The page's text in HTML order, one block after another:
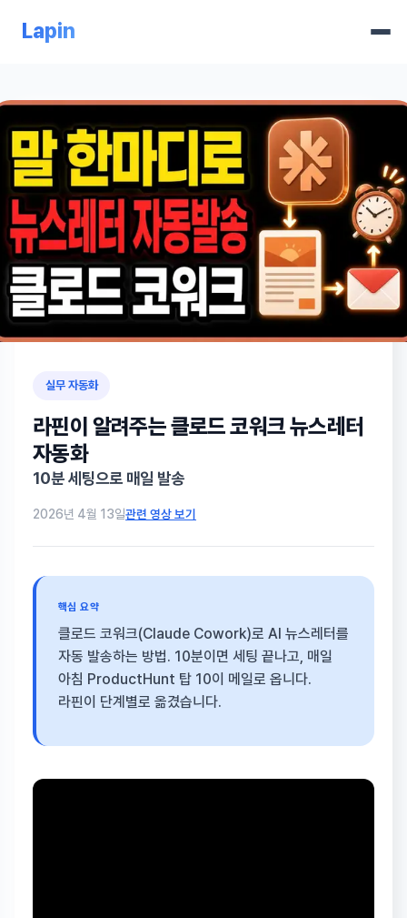
Lapin
실무 자동화
라핀이 알려주는 클로드 코워크 뉴스레터
자동화
10분 세팅으로 매일 발송
2026년 4월 13일관련 영상 보기
핵심 요약
클로드 코워크(Claude Cowork)로 AI 뉴스레터를
자동 발송하는 방법. 10분이면 세팅 끝나고, 매일
아침 ProductHunt 탑 10이 메일로 옵니다.
라핀이 단계별로 옮겼습니다.